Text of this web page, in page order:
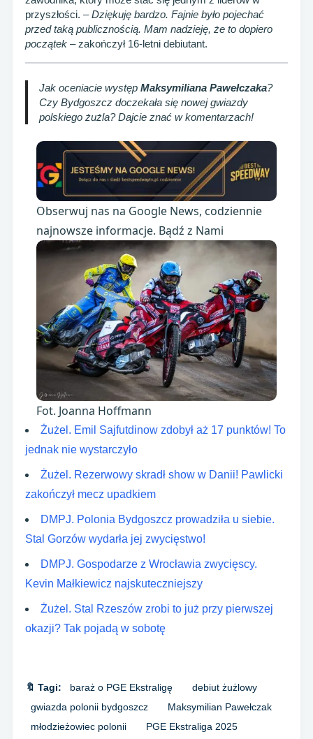
przyszłości. –Dziękuję bardzo. Fajnie było pojechać
przed taką publicznością. Mam nadzieję, że to dopiero
początek – zakończył 16-letni debiutant.
Jak oceniacie występ Maksymiliana Pawełczaka?
Czy Bydgoszcz doczekała się nowej gwiazdy
polskiego żużla? Dajcie znać w komentarzach!
Obserwuj nas na Google News, codziennie
najnowsze informacje. Bądź z Nami
Fot. Joanna Hoffmann
Żużel. Emil Sajfutdinow zdobył aż 17 punktów! To
jednak nie wystarczyło
Żużel. Rezerwowy skradł show w Danii! Pawlicki
zakończył mecz upadkiem
DMPJ. Polonia Bydgoszcz prowadziła u siebie.
Stal Gorzów wydarła jej zwycięstwo!
DMPJ. Gospodarze z Wrocławia zwycięscy.
Kevin Małkiewicz najskuteczniejszy
Żużel. Stal Rzeszów zrobi to już przy pierwszej
okazji? Tak pojadą w sobotę
🔖 Tagi: baraż o PGE Ekstraligę
debiut żużlowy
gwiazda polonii bydgoszcz
Maksymilian Pawełczak
młodzieżowiec polonii
PGE Ekstraliga 2025